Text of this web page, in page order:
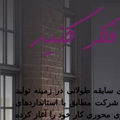
چوب ایرانیان تاسیس شده در سال ۱۳۸۸ دارای سابقه طولانی در زمینه تولید
مطابق با استانداردهای
محوری کار خود را آغاز کرده